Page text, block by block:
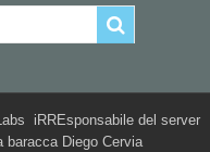
iRREsponsabile del server
Diego Cervia